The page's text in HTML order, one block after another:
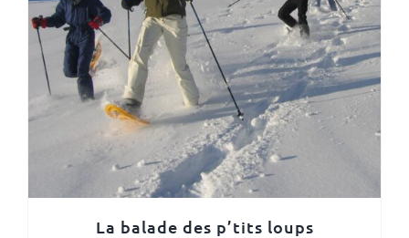
La balade des p’tits loups